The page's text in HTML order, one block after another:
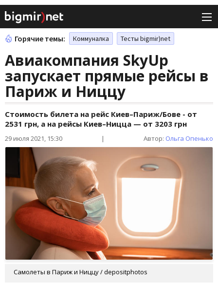
Горячие темы: Коммуналка Тесты bigmir)net
Авиакомпания SkyUp
запускает прямые рейсы в
Париж и Ниццу
Стоимость билета на рейс Киев–Париж/Бове - от
2531 грн, а на рейсы Киев–Ницца — от 3203 грн
29 июля 2021, 15:30 | Автор: Ольга Опенько
Самолеты в Париж и Ниццу / depositphotos